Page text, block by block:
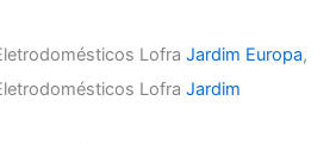
LofraJardim Europa,
LofraJardim